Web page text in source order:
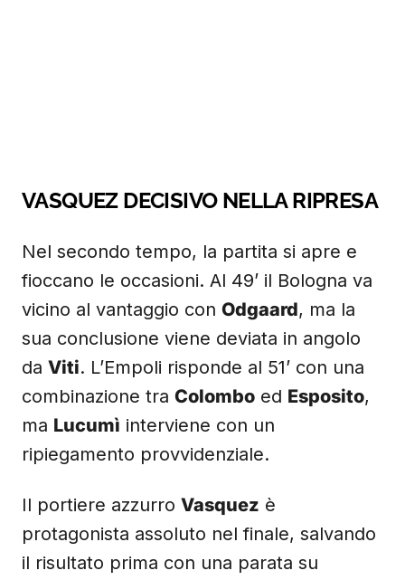
VASQUEZ DECISIVO NELLA RIPRESA
Nel secondo tempo, la partita si apre e
fioccano le occasioni. Al 49’ il Bologna va
vicino al vantaggio con Odgaard, ma la
sua conclusione viene deviata in angolo
da Viti. L’Empoli risponde al 51’ con una
combinazione tra Colombo ed Esposito,
ma Lucumì interviene con un
ripiegamento provvidenziale.
Il portiere azzurro Vasquez è
protagonista assoluto nel finale, salvando
il risultato prima con una parata su